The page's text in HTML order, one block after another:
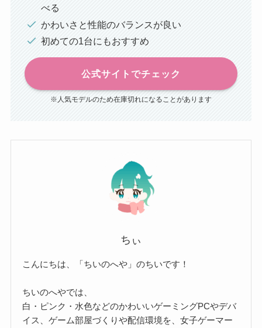
べる
かわいさと性能のバランスが良い
初めての1台にもおすすめ
公式サイトでチェック
※人気モデルのため在庫切れになることがあります
ちぃ
こんにちは、「ちいのへや」のちいです！
ちいのへやでは、
白・ピンク・水色などのかわいいゲーミングPCやデバ
イス、ゲーム部屋づくりや配信環境を、女子ゲーマー